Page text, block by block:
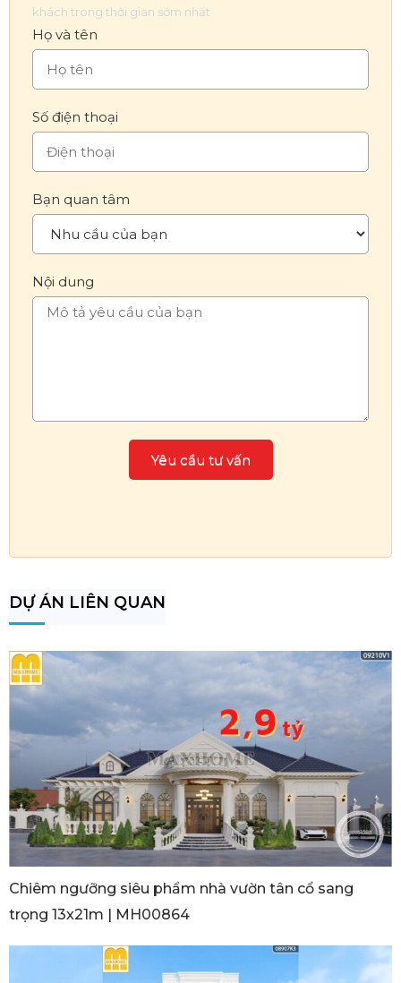
khách trong thời gian sớm nhất
Họ và tên
Số điện thoại
Bạn quan tâm
Nội dung
DỰ ÁN LIÊN QUAN
Chiêm ngưỡng siêu phẩm nhà vườn tân cổ sang
trọng 13x21m | MH00864